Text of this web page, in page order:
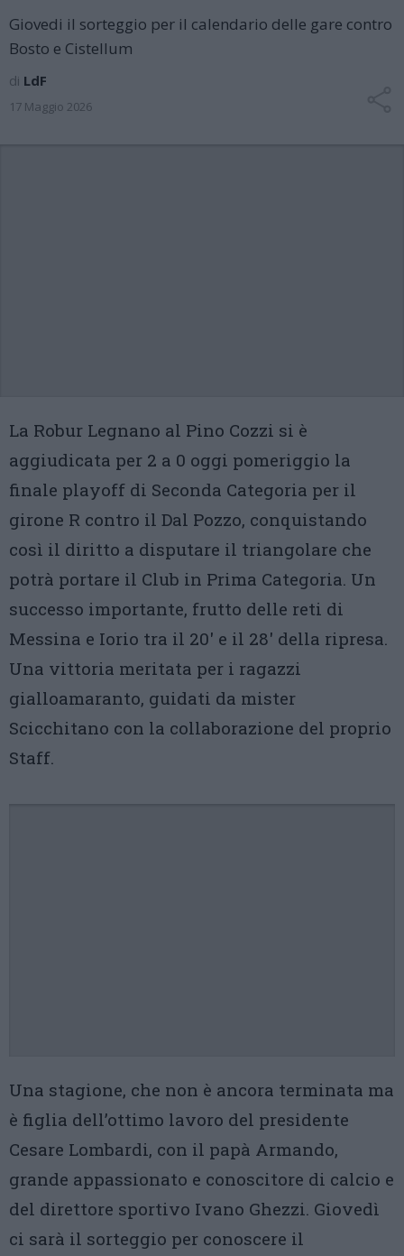
Giovedi il sorteggio per il calendario delle gare contro
Bosto e Cistellum
di LdF
17 Maggio 2026
La Robur Legnano al Pino Cozzi si è
aggiudicata per 2 a 0 oggi pomeriggio la
finale playoff di Seconda Categoria per il
girone R contro il Dal Pozzo, conquistando
così il diritto a disputare il triangolare che
potrà portare il Club in Prima Categoria. Un
successo importante, frutto delle reti di
Messina e Iorio tra il 20′ e il 28′ della ripresa.
Una vittoria meritata per i ragazzi
gialloamaranto, guidati da mister
Scicchitano con la collaborazione del proprio
Staff.
Una stagione, che non è ancora terminata ma
è figlia dell’ottimo lavoro del presidente
Cesare Lombardi, con il papà Armando,
grande appassionato e conoscitore di calcio e
del direttore sportivo Ivano Ghezzi. Giovedì
ci sarà il sorteggio per conoscere il